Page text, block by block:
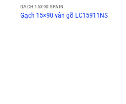
GẠCH 15X90 SPAIN
Gạch 15×90 vân gỗ LC15911NS